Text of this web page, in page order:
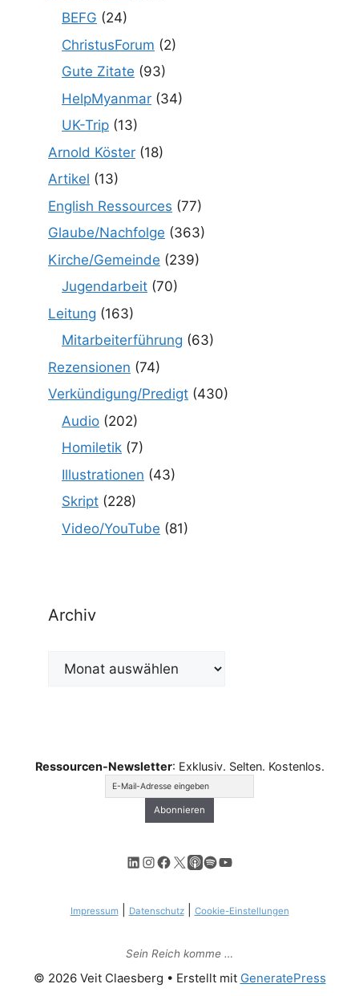
BEFG (24)
ChristusForum (2)
Gute Zitate (93)
HelpMyanmar (34)
UK-Trip (13)
Arnold Köster (18)
Artikel (13)
English Ressources (77)
Glaube/Nachfolge (363)
Kirche/Gemeinde (239)
Jugendarbeit (70)
Leitung (163)
Mitarbeiterführung (63)
Rezensionen (74)
Verkündigung/Predigt (430)
Audio (202)
Homiletik (7)
Illustrationen (43)
Skript (228)
Video/YouTube (81)
Archiv
Archiv
Ressourcen-Newsletter: Exklusiv. Selten. Kostenlos.
LinkedIn
Instagram
Facebook
X Apple Podcasts
Spotify
YouTube
Impressum| Datenschutz| Cookie-Einstellungen
Sein Reich komme …
© 2026 Veit Claesberg • Erstellt mit GeneratePress